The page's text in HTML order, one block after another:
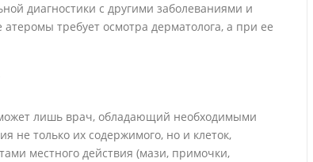
диагностики с другими заболеваниями и
требует осмотра дерматолога, а при ее
лишь врач, обладающий необходимыми
не только их содержимого, но и клеток,
местного действия (мази, примочки,